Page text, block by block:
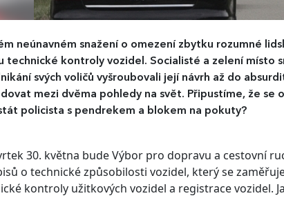
neúnavném snažení o omezení zbytku rozumné
technické kontroly vozidel. Socialisté a zelení místo
svých voličů vyšroubovali její návrh až do
mezi dvěma pohledy na svět. Připustíme, že se
policista s pendrekem a blokem na pokuty?
30. května bude Výbor pro dopravu a cestovní
o technické způsobilosti vozidel, který se
kontroly užitkových vozidel a registrace vozidel.